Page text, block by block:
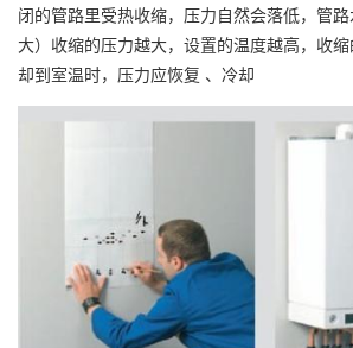
闭的管路里受热收缩，压力自然会落低，管
大）收缩的压力越大，设置的温度越高，收
却到室温时，压力应恢复 、冷却